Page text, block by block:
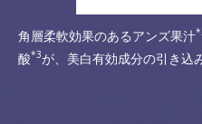
角層柔軟効果のあるアンズ果汁
酸*3が、美白有効成分の引き込